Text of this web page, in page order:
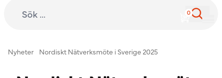
International Child Development Programme
Nyheter Nordiskt Nätverksmöte i Sverige 2025